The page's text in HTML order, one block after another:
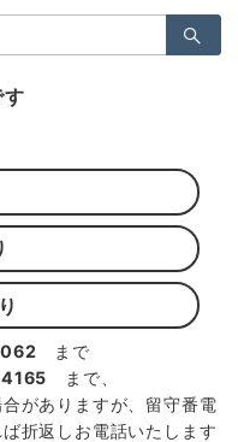
まで
まで、
がありますが、留守番電
折返しお電話いたします